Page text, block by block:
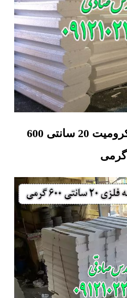
یونولیت سقفی کرومیت 20 سانتی 600
گرمی